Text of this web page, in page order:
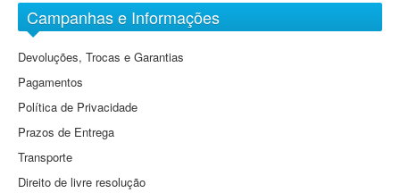
Objectivas EF-M
Grande Angular
Grande Angular Zoom
Standard
Standard Zoom
Tele Zoom
DVD
Baterias
Cartões de Memória
Cassetes
Campanhas e Informações
Devoluções, Trocas e Garantias
Pagamentos
Política de Privacidade
Prazos de Entrega
Transporte
Direito de livre resolução